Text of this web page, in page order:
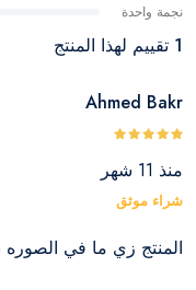
نجمة واحدة
1 تقييم لهذا المنتج
Ahmed Bakr
منذ 11 شهر
شراء موثق
المنتج زي ما في الصوره